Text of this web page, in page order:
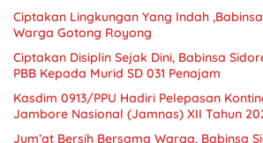
Ciptakan Lingkungan Yang Indah
Warga Gotong Royong
Ciptakan Disiplin Sejak Dini, Babinsa
PBB Kepada Murid SD 031 Penajam
Kasdim 0913/PPU Hadiri Pelepasan
Jambore Nasional (Jamnas) XII Tahun
Jum’at Bersih Bersama Warga, Babinsa